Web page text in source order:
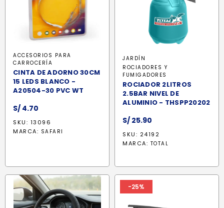
ACCESORIOS PARA
CARROCERÍA
CINTA DE ADORNO 30CM
15 LEDS BLANCO -
A20504-30 PVC WT
S/ 4.70
SKU: 13096
MARCA: SAFARI
JARDÍN
ROCIADORES Y
FUMIGADORES
ROCIADOR 2LITROS
2.5BAR NIVEL DE
ALUMINIO - THSPP20202
S/ 25.90
SKU: 24192
MARCA: TOTAL
-25%